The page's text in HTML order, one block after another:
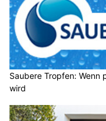
Saubere Tropfen:
wird